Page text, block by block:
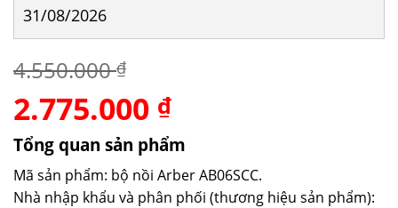
31/08/2026
4.550.000₫
Giá
gốc
là:
4.550.000 ₫.
2.775.000 ₫Giá
tại
là:
2.775.000 ₫.
Tổng quan sản phẩm
Mã sản phẩm: bộ nồi Arber AB06SCC.
Nhà nhập khẩu và phân phối (thương hiệu sản phẩm):